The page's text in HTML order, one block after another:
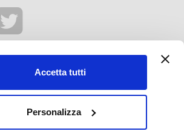
Accetta tutti
Personalizza